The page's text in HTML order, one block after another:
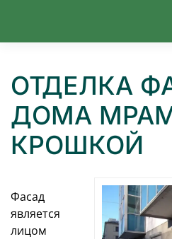
Перейти к содержимому
ОТДЕЛКА
ДОМА
КРОШКОЙ
Фасад
является
лицом